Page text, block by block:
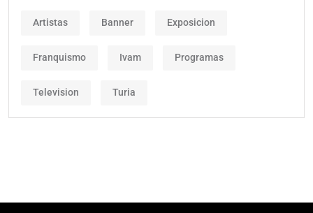
Artistas Banner Exposicion
Franquismo Ivam Programas
Television Turia